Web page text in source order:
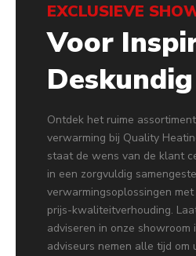
EXCLUSIEVE
Voor
Ontdek het ruime
verwarming bij Quality
staat de wens van de klant
in een zorgvuldig
verwarmingsoplossingen
prijs-kwaliteitverhouding.
adviseren in onze showroom
adviseurs nemen alle tijd om